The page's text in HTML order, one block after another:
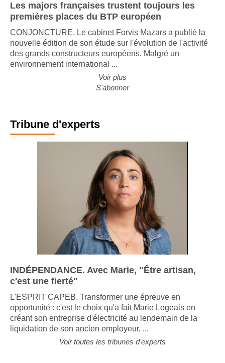
Les majors françaises trustent toujours les
premières places du BTP européen
CONJONCTURE. Le cabinet Forvis Mazars a publié la
nouvelle édition de son étude sur l'évolution de l'activité
des grands constructeurs européens. Malgré un
environnement international ...
Voir plus
S'abonner
Tribune d'experts
INDÉPENDANCE. Avec Marie, "Être artisan,
c'est une fierté"
L'ESPRIT CAPEB. Transformer une épreuve en
opportunité : c'est le choix qu'a fait Marie Logeais en
créant son entreprise d'électricité au lendemain de la
liquidation de son ancien employeur, ...
Voir toutes les tribunes d'experts